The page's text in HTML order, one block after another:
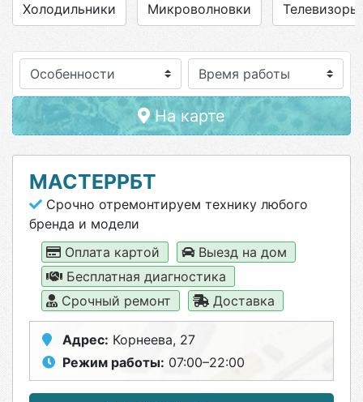
Холодильники Микроволновки Телевизоры
Особенности
На карте
МАСТЕРРБТ
Срочно отремонтируем технику любого
бренда и модели
Оплата картой
Выезд на дом
Бесплатная диагностика
Срочный ремонт
Доставка
Адрес: Корнеева, 27
Режим работы: 07:00–22:00